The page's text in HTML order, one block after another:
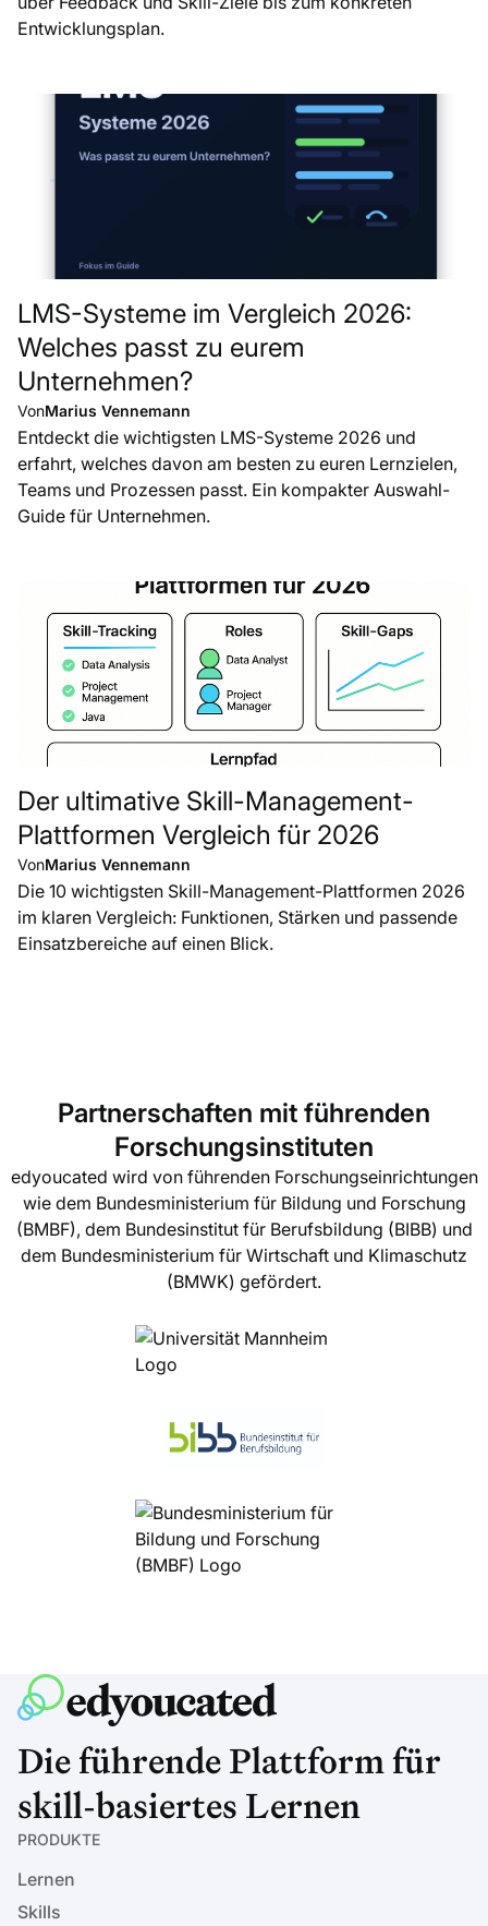
Entwicklungsplan.
LMS-Systeme im Vergleich 2026:
Welches passt zu eurem
Unternehmen?
VonMarius Vennemann
Entdeckt die wichtigsten LMS-Systeme 2026 und
erfahrt, welches davon am besten zu euren Lernzielen,
Teams und Prozessen passt. Ein kompakter Auswahl-
Guide für Unternehmen.
Der ultimative Skill-Management-
Plattformen Vergleich für 2026
VonMarius Vennemann
Die 10 wichtigsten Skill-Management-Plattformen 2026
im klaren Vergleich: Funktionen, Stärken und passende
Einsatzbereiche auf einen Blick.
Partnerschaften mit führenden
Forschungsinstituten
edyoucated wird von führenden Forschungseinrichtungen
wie dem Bundesministerium für Bildung und Forschung
(BMBF), dem Bundesinstitut für Berufsbildung (BIBB) und
dem Bundesministerium für Wirtschaft und Klimaschutz
(BMWK) gefördert.
Die führende Plattform für
skill-basiertes Lernen
PRODUKTE
Lernen
Skills